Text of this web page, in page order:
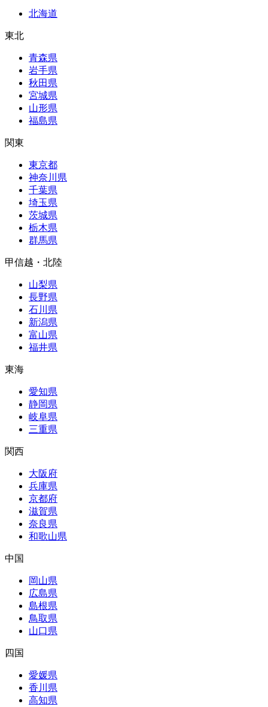
北海道
東北
青森県
岩手県
秋田県
宮城県
山形県
福島県
関東
東京都
神奈川県
千葉県
埼玉県
茨城県
栃木県
群馬県
甲信越・北陸
山梨県
長野県
石川県
新潟県
富山県
福井県
東海
愛知県
静岡県
岐阜県
三重県
関西
大阪府
兵庫県
京都府
滋賀県
奈良県
和歌山県
中国
岡山県
広島県
島根県
鳥取県
山口県
四国
愛媛県
香川県
高知県